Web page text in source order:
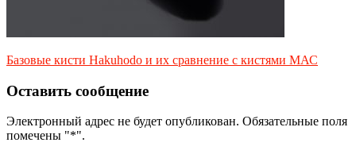
Базовые кисти Hakuhodo и их сравнение с кистями МАС
Оставить сообщение
Электронный адрес не будет опубликован. Обязательные поля
помечены "*".